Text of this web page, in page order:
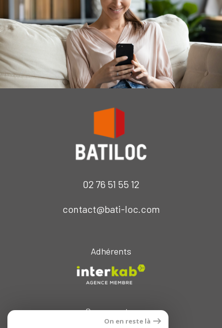
02 76 51 55 12
contact@bati-loc.com
Adhérents
Se connecter
On en reste là